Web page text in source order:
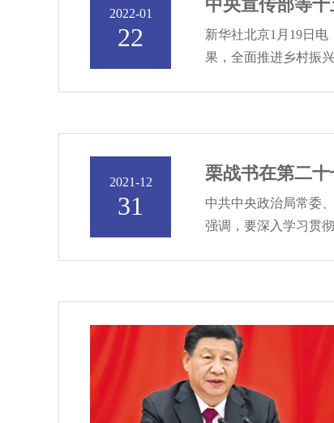
2022-01
22
中央宣传部等
新华社北京1月19日
果，全面推进乡村振
2021-12
31
栗战书在第二
中共中央政治局常委
强调，要深入学习贯